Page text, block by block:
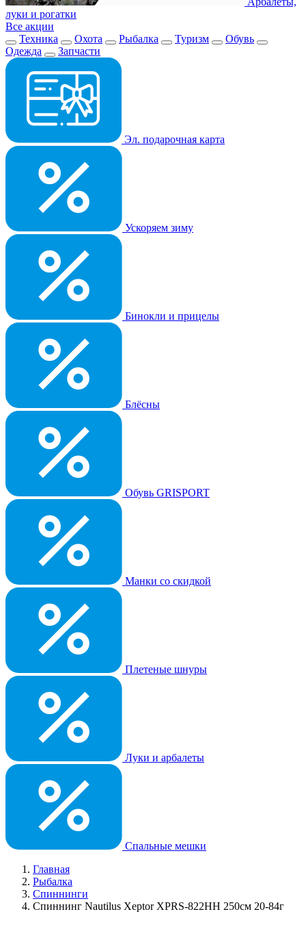
луки и рогатки
Все акции
Техника
Охота Рыбалка Туризм
Обувь
Одежда
Запчасти
Эл. подарочная карта
Ускоряем зиму
Бинокли и прицелы
Блёсны
Обувь GRISPORT
Манки со скидкой
Плетеные шнуры
Луки и арбалеты
Спальные мешки
Главная
Рыбалка
Спиннинги
Спиннинг Nautilus Xeptor XPRS-822HH 250cм 20-84г